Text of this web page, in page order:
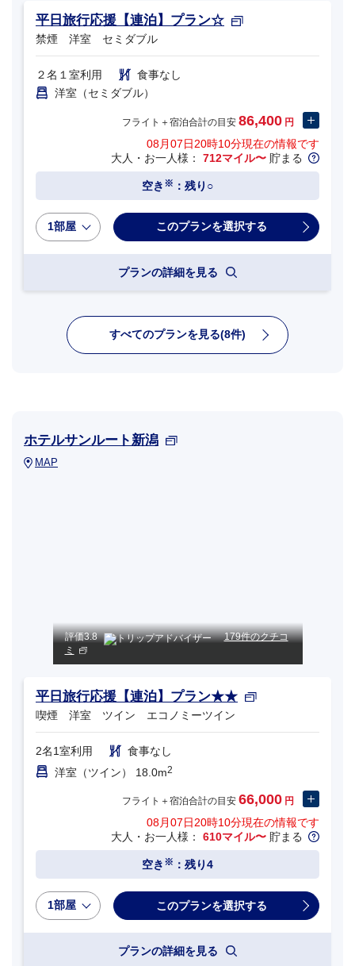
平日旅行応援【連泊】プラン☆
禁煙 洋室 セミダブル
２名１室利用
食事なし
洋室（セミダブル）
フライト＋宿泊合計の目安 86,400 円
08月07日20時10分現在の情報です
大人・お一人様： 712マイル〜 貯まる
空き ※ ：残り○
1部屋
プランの詳細を見る
すべてのプランを見る(8件)
ホテルサンルート新潟
MAP
評価3.8
179件のクチコ
ミ
平日旅行応援【連泊】プラン★★
喫煙 洋室 ツイン エコノミーツイン
2名1室利用
食事なし
洋室（ツイン） 18.0m2
フライト＋宿泊合計の目安 66,000 円
08月07日20時10分現在の情報です
大人・お一人様： 610マイル〜 貯まる
空き ※ ：残り4
1部屋
プランの詳細を見る